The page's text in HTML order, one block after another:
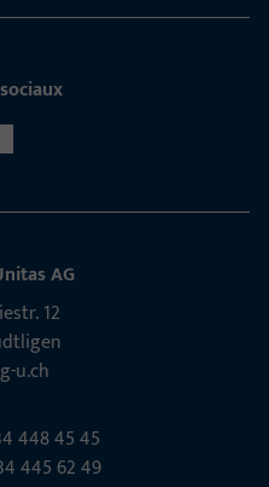
AG
12
u.ch
448 45 45
445 62 49